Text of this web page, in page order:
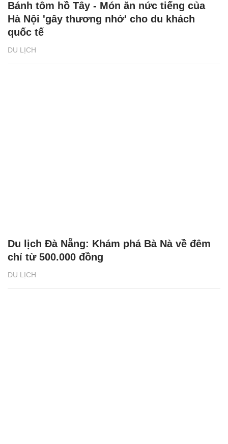
DU LỊCH
Bánh tôm hồ Tây - Món ăn nức tiếng của
Hà Nội 'gây thương nhớ' cho du khách
quốc tế
DU LỊCH
Du lịch Đà Nẵng: Khám phá Bà Nà về đêm
chỉ từ 500.000 đồng